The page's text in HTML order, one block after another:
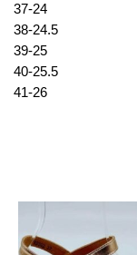
37-24
38-24.5
39-25
40-25.5
41-26